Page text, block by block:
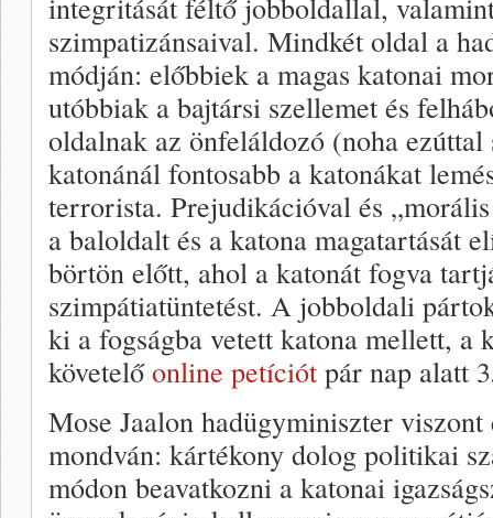
szimpatizánsaival. Mindkét oldal a
módján: előbbiek a magas katonai
utóbbiak a bajtársi szellemet és
oldalnak az önfeláldozó (noha ezúttal
katonánál fontosabb a katonákat
terrorista. Prejudikációval és
a baloldalt és a katona magatartását
börtön előtt, ahol a katonát fogva
szimpátiatüntetést. A jobboldali
ki a fogságba vetett katona mellett, a
követelőonline petíciót pár nap alatt
Mose Jaalon hadügyminiszter
mondván: kártékony dolog politikai
módon beavatkozni a katonai